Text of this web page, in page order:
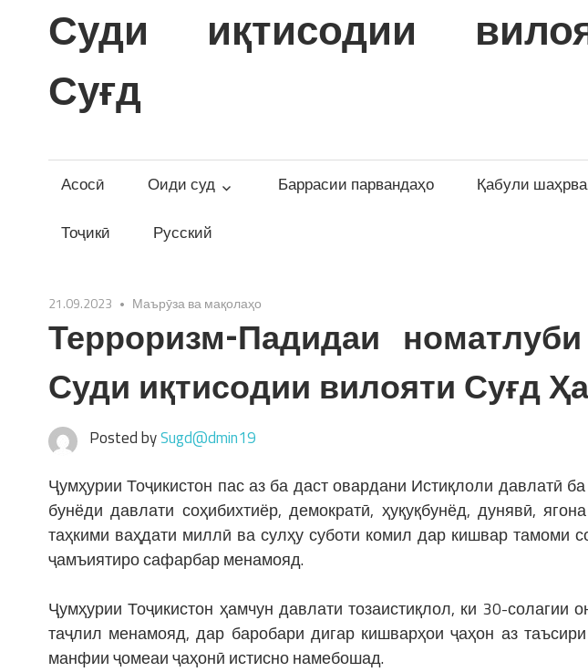
to
content
Суди иқтисодии
Суғд
Асосӣ Оиди суд Баррасии парвандаҳо Қабули
Тоҷикӣ Русский
21.09.2023 Маърӯза ва мақолаҳо
Терроризм-Падидаи
Суди иқтисодии вилояти Суғд
Posted bySugd@dmin19
Ҷумҳурии Тоҷикистон пас аз ба даст овардани Истиқлоли давлатӣ
бунёди давлати соҳибихтиёр, демократӣ, ҳуқуқбунёд, дунявӣ,
таҳкими ваҳдати миллӣ ва сулҳу суботи комил дар кишвар тамоми
ҷамъиятиро сафарбар менамояд.
Ҷумҳурии Тоҷикистон ҳамчун давлати тозаистиқлол, ки 30-солагии
таҷлил менамояд, дар баробари дигар кишварҳои ҷаҳон аз
манфии ҷомеаи ҷаҳонӣ истисно намебошад.